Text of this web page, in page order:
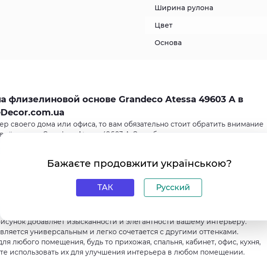
Ширина рулона
Цвет
Основа
флизелиновой основе Grandeco Atessa 49603 A в
своего дома или офиса, то вам обязательно стоит обратить внимание
основе Grandeco Atessa 49603 A. Эти обои сделают ваше
обои на флизелиновой основе Grandeco Atessa
товары всегда отличались высоким качеством, и эти обои
основа делает эти обои особенно прочными и устойчивыми к
добавляет изысканности и элегантности вашему интерьеру.
универсальным и легко сочетается с другими оттенками.
любого помещения, будь то прихожая, спальня, кабинет, офис, кухня,
использовать их для улучшения интерьера в любом помещении.
Бажаєте продовжити українською?
ТАК Русский